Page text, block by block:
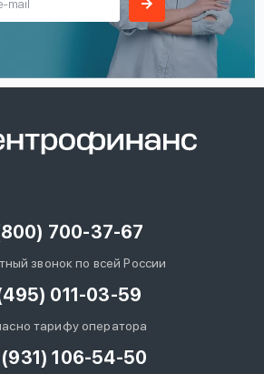
700-37-67
звонок по всей России
011-03-59
тарифу оператора
106-54-50